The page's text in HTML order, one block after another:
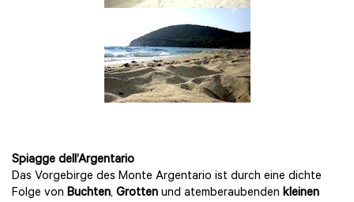
Spiagge dell’Argentario
Das Vorgebirge des Monte Argentario ist durch eine dichte
Folge von Buchten, Grotten und atemberaubenden kleinen